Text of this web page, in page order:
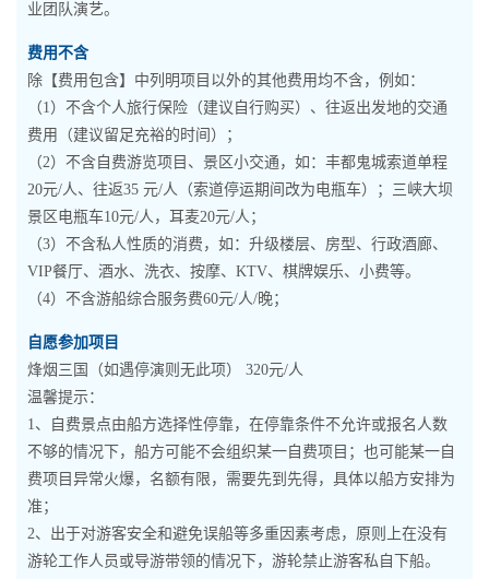
业团队演艺。
费用不含
除【费用包含】中列明项目以外的其他费用均不含，例如：
（1）不含个人旅行保险（建议自行购买）、往返出发地的交通
费用（建议留足充裕的时间）；
（2）不含自费游览项目、景区小交通，如：丰都鬼城索道单程
20元/人、往返35 元/人（索道停运期间改为电瓶车）；三峡大坝
景区电瓶车10元/人，耳麦20元/人；
（3）不含私人性质的消费，如：升级楼层、房型、行政酒廊、
VIP餐厅、酒水、洗衣、按摩、KTV、棋牌娱乐、小费等。
（4）不含游船综合服务费60元/人/晚；
自愿参加项目
烽烟三国（如遇停演则无此项） 320元/人
温馨提示：
1、自费景点由船方选择性停靠，在停靠条件不允许或报名人数
不够的情况下，船方可能不会组织某一自费项目；也可能某一自
费项目异常火爆，名额有限，需要先到先得，具体以船方安排为
准；
2、出于对游客安全和避免误船等多重因素考虑，原则上在没有
游轮工作人员或导游带领的情况下，游轮禁止游客私自下船。